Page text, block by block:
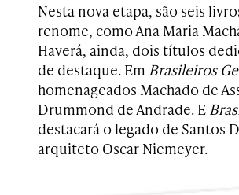
Nesta nova etapa, são seis
renome, como Ana Maria
Haverá, ainda, dois títulos
de destaque. Em Brasileiros
homenageados Machado de
Drummond de Andrade. E
destacará o legado de Santos
arquiteto Oscar Niemeyer.